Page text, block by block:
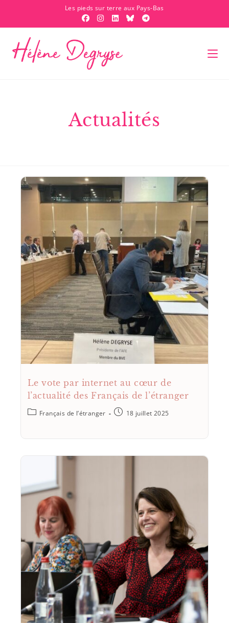
Les pieds sur terre aux Pays-Bas
Actualités
Le vote par internet au cœur de
l’actualité des Français de l’étranger
Français de l’étranger 18 juillet 2025